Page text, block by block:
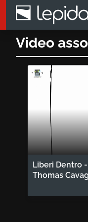
Salta al contenuto
Video
Liberi Dentro
Thomas